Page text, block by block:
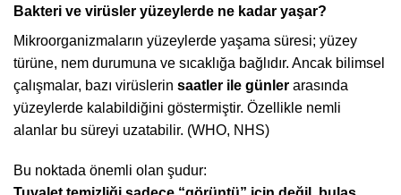
Bakteri ve virüsler yüzeylerde ne kadar yaşar?
Mikroorganizmaların yüzeylerde yaşama süresi; yüzey
türüne, nem durumuna ve sıcaklığa bağlıdır. Ancak bilimsel
çalışmalar, bazı virüslerin saatler ile günler arasında
yüzeylerde kalabildiğini göstermiştir. Özellikle nemli
alanlar bu süreyi uzatabilir. (WHO, NHS)
Bu noktada önemli olan şudur: